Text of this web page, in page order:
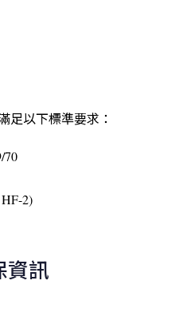
足以下標準要求：
70
2)
資訊